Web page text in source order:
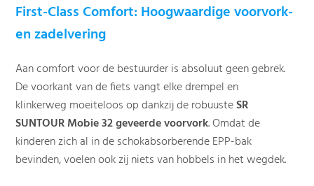
First-Class Comfort: Hoogwaardige voorvork-
en zadelvering
Aan comfort voor de bestuurder is absoluut geen gebrek.
De voorkant van de fiets vangt elke drempel en
klinkerweg moeiteloos op dankzij de robuusteSR
SUNTOUR Mobie 32 geveerde voorvork. Omdat de
kinderen zich al in de schokabsorberende EPP-bak
bevinden, voelen ook zij niets van hobbels in het wegdek.